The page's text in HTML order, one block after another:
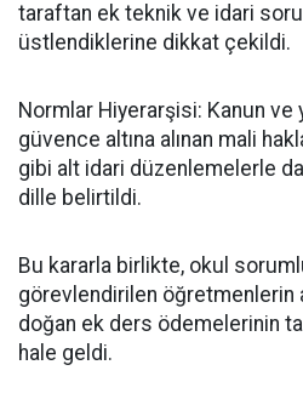
taraftan ek teknik ve idari
üstlendiklerine dikkat çekildi.
​Normlar Hiyerarşisi: Kanun
güvence altına alınan mali
gibi alt idari düzenlemelerle
dille belirtildi.
​Bu kararla birlikte, okul
görevlendirilen öğretmenlerin
doğan ek ders ödemelerinin
hale geldi.